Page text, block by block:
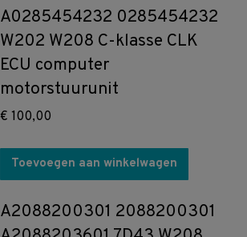
A0285454232 0285454232
W202 W208 C-klasse CLK
ECU computer
motorstuurunit
€ 100,00
Toevoegen aan winkelwagen
A2088200301 2088200301